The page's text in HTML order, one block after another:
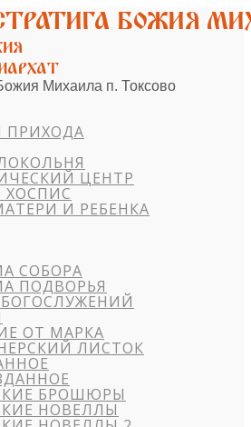
Михаила п. Токсово
ПРИХОДА
ЦЕНТР
ХОСПИС
И РЕБЕНКА
СОБОРА
ПОДВОРЬЯ
ОТ МАРКА
ЛИСТОК
БРОШЮРЫ
НОВЕЛЛЫ